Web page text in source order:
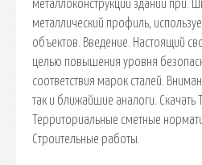
металлоконструкций зданий при.
металлический профиль,
объектов. Введение. Настоящий
целью повышения уровня
соответствия марок сталей.
так и ближайшие аналоги. Скачать
Территориальные сметные
Строительные работы.